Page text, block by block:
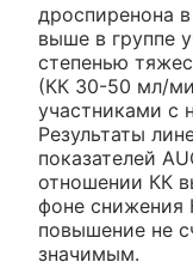
дроспиренона
выше в группе
степенью
(КК 30-50 мл/
участниками с
Результаты
показателей
отношении КК
фоне снижения
повышение не
значимым.